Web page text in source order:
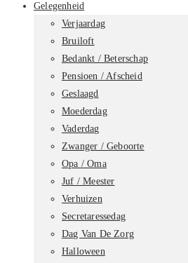
Gelegenheid
Verjaardag
Bruiloft
Bedankt / Beterschap
Pensioen / Afscheid
Geslaagd
Moederdag
Vaderdag
Zwanger / Geboorte
Opa / Oma
Juf / Meester
Verhuizen
Secretaressedag
Dag Van De Zorg
Halloween